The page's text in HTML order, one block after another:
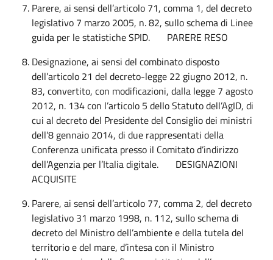
Parere, ai sensi dell’articolo 71, comma 1, del decreto
legislativo 7 marzo 2005, n. 82, sullo schema di Linee
guida per le statistiche SPID. PARERE RESO
Designazione, ai sensi del combinato disposto
dell’articolo 21 del decreto-legge 22 giugno 2012, n.
83, convertito, con modificazioni, dalla legge 7 agosto
2012, n. 134 con l’articolo 5 dello Statuto dell’AgID, di
cui al decreto del Presidente del Consiglio dei ministri
dell’8 gennaio 2014, di due rappresentati della
Conferenza unificata presso il Comitato d’indirizzo
dell’Agenzia per l’Italia digitale. DESIGNAZIONI
ACQUISITE
Parere, ai sensi dell’articolo 77, comma 2, del decreto
legislativo 31 marzo 1998, n. 112, sullo schema di
decreto del Ministro dell’ambiente e della tutela del
territorio e del mare, d’intesa con il Ministro